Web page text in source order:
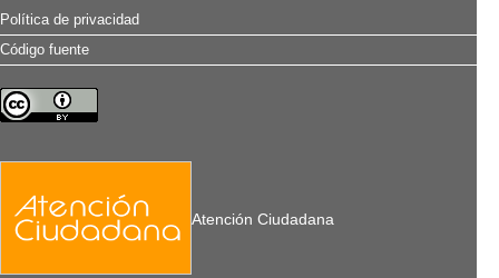
Política de privacidad
Código fuente
Atención Ciudadana